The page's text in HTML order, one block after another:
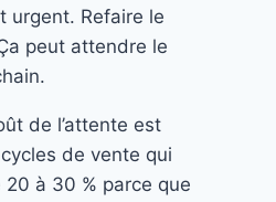
urgent. Refaire le
peut attendre le
de l’attente est
de vente qui
20 à 30 % parce que